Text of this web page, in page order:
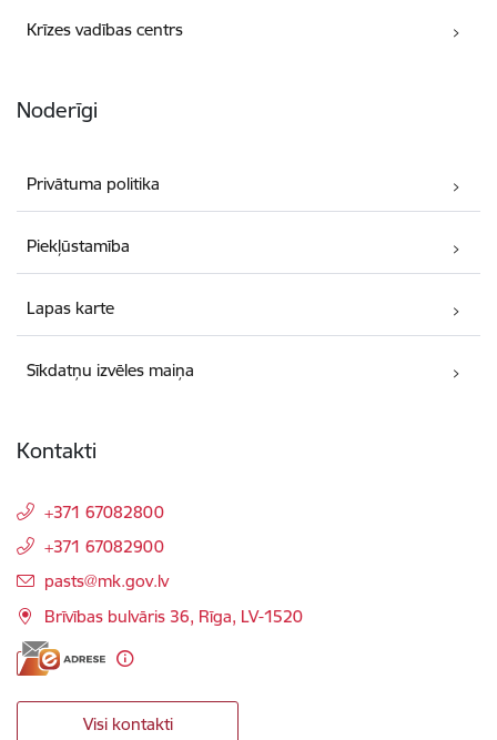
Krīzes vadības centrs
Noderīgi
Privātuma politika
Piekļūstamība
Lapas karte
Sīkdatņu izvēles maiņa
Kontakti
+371 67082800
+371 67082900
E-pasts:
pasts@mk.gov.lv
Brīvības bulvāris 36, Rīga, LV-1520
Visi kontakti